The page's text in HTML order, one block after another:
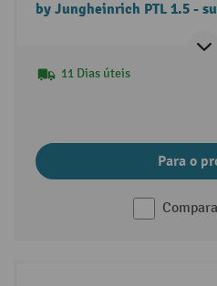
by Jungheinrich PTL 1.5 -
11 Dias úteis
Para o